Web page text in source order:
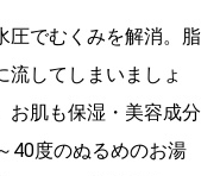
圧でむくみを解消。脂
流してしまいましょ
お肌も保湿・美容成分
40度のぬるめのお湯